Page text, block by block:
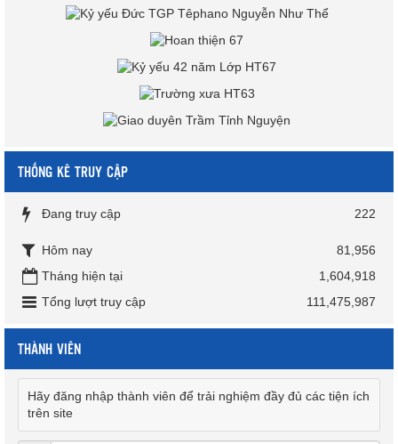
THỐNG KÊ TRUY CẬP
Đang truy cập 222
Hôm nay
81,956
Tháng hiện tại
1,604,918
Tổng lượt truy cập
111,475,987
THÀNH VIÊN
Hãy đăng nhập thành viên để trải nghiệm đầy đủ các tiện ích
trên site